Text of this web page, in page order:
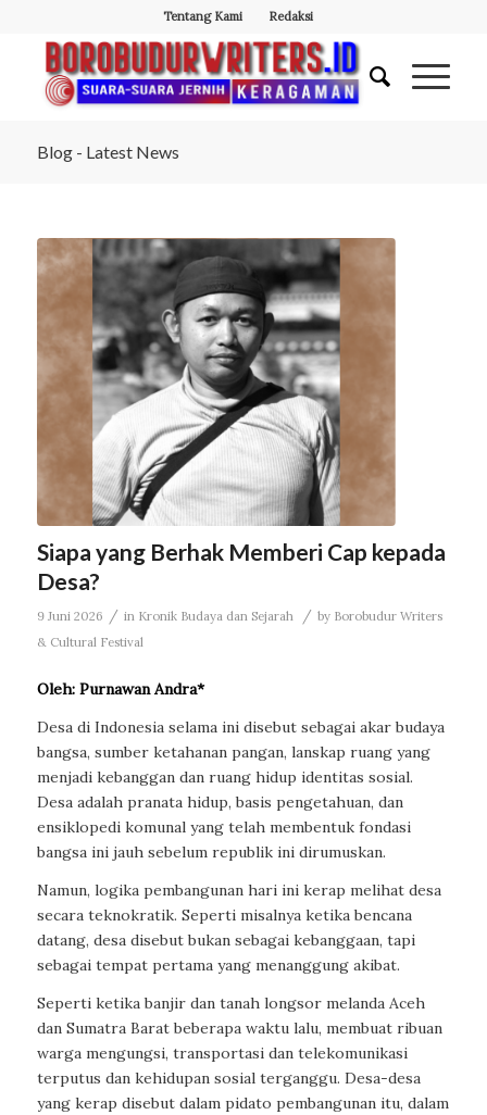
Tentang Kami Redaksi
Blog - Latest News
Siapa yang Berhak Memberi Cap kepada
Desa?
9 Juni 2026 / in Kronik Budaya dan Sejarah / by Borobudur Writers
& Cultural Festival
Oleh: Purnawan Andra*
Desa di Indonesia selama ini disebut sebagai akar budaya
bangsa, sumber ketahanan pangan, lanskap ruang yang
menjadi kebanggan dan ruang hidup identitas sosial.
Desa adalah pranata hidup, basis pengetahuan, dan
ensiklopedi komunal yang telah membentuk fondasi
bangsa ini jauh sebelum republik ini dirumuskan.
Namun, logika pembangunan hari ini kerap melihat desa
secara teknokratik. Seperti misalnya ketika bencana
datang, desa disebut bukan sebagai kebanggaan, tapi
sebagai tempat pertama yang menanggung akibat.
Seperti ketika banjir dan tanah longsor melanda Aceh
dan Sumatra Barat beberapa waktu lalu, membuat ribuan
warga mengungsi, transportasi dan telekomunikasi
terputus dan kehidupan sosial terganggu. Desa-desa
yang kerap disebut dalam pidato pembangunan itu, dalam